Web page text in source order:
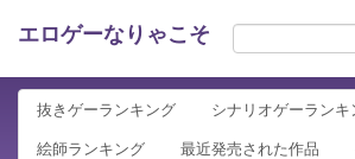
エロゲーなりゃこそ
抜きゲーランキング シナリオゲーランキ
絵師ランキング 最近発売された作品